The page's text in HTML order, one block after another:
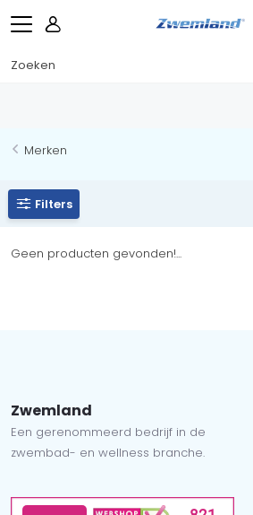
Merken
Filters
Geen producten gevonden!...
Zwemland
Een gerenommeerd bedrijf in de
zwembad- en wellness branche.